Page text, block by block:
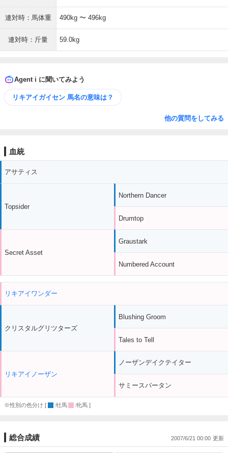
連対時：馬体重 490kg 〜 496kg
連対時：斤量 59.0kg
Agent i に聞いてみよう
リキアイガイセン 馬名の意味は？
他の質問をしてみる
血統
アサティス
Topsider
Secret Asset
Northern Dancer
Drumtop
Graustark
Numbered Account
リキアイワンダー
クリスタルグリツターズ
リキアイノーザン
Blushing Groom
Tales to Tell
ノーザンデイクテイター
サミースパータン
※性別の色分け [ :牡馬 :牝馬 ]
総合成績 2007/6/21 00:00